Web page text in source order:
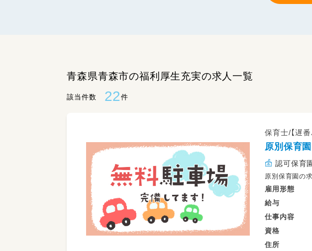
青森県青森市の福利厚生充実の求人一覧
該当件数 22件
保育士/【遅
原別保育園
認可保育
原別保育園の
雇用形態
給与
仕事内容
資格
住所